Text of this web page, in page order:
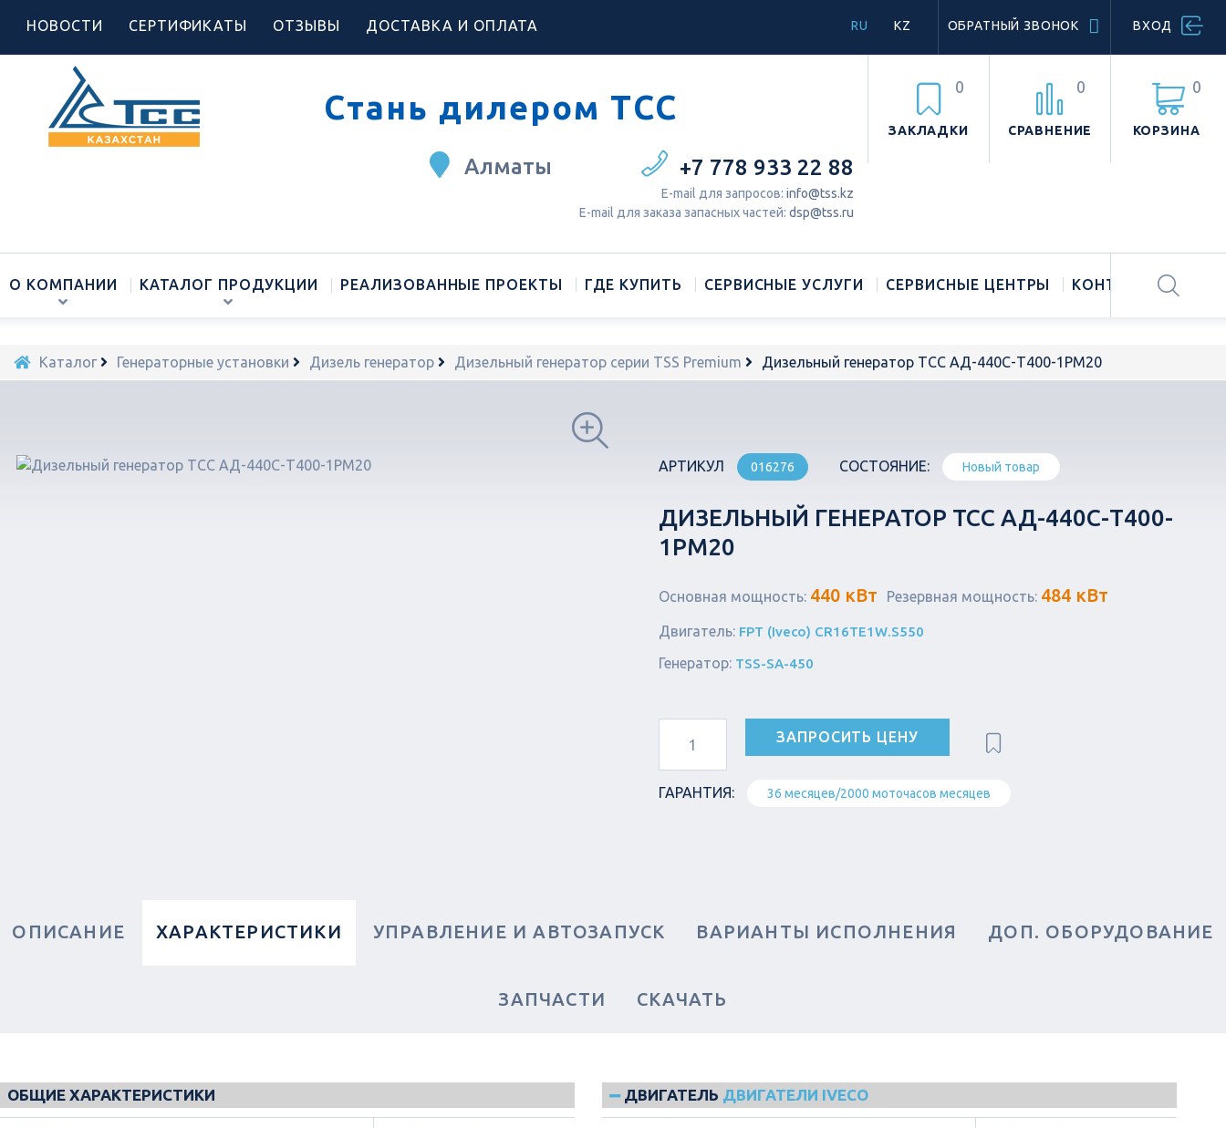
НОВОСТИ СЕРТИФИКАТЫ ОТЗЫВЫ ДОСТАВКА И ОПЛАТА ВХОД
ОБРАТНЫЙ ЗВОНОК
RU KZ
Стань дилером ТСС
КОРЗИНА
0
ЗАКЛАДКИ
0
СРАВНЕНИЕ
0
+7 778 933 22 88
Е-mail для запросов: info@tss.kz
Е-mail для заказа запасных частей: dsp@tss.ru
Алматы
О КОМПАНИИ КАТАЛОГ ПРОДУКЦИИ РЕАЛИЗОВАННЫЕ ПРОЕКТЫ ГДЕ КУПИТЬ СЕРВИСНЫЕ УСЛУГИ СЕРВИСНЫЕ ЦЕНТРЫ КОНТАКТЫ
Каталог Генераторные установки Дизель генератор Дизельный генератор серии TSS Premium Дизельный генератор ТСС АД-440С-Т400-1РМ20
АРТИКУЛ 016276 СОСТОЯНИЕ: Новый товар
ДИЗЕЛЬНЫЙ ГЕНЕРАТОР ТСС АД-440С-Т400-
1РМ20
Основная мощность: 440 кВт Резервная мощность: 484 кВт
Двигатель: FPT (Iveco) CR16TE1W.S550
Генератор: TSS-SA-450
ЗАПРОСИТЬ ЦЕНУ
ГАРАНТИЯ: 36 месяцев/2000 моточасов месяцев
ОПИСАНИЕ ХАРАКТЕРИСТИКИ УПРАВЛЕНИЕ И АВТОЗАПУСК ВАРИАНТЫ ИСПОЛНЕНИЯ ДОП. ОБОРУДОВАНИЕ
ЗАПЧАСТИ СКАЧАТЬ
ОБЩИЕ ХАРАКТЕРИСТИКИ ДВИГАТЕЛЬ ДВИГАТЕЛИ IVECO